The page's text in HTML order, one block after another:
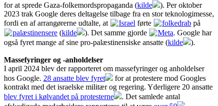
for at sprede Gaza-folkemordspropaganda (kilde
). Per oktober
2023 trak Google deres deltagelse tilbage fra en stor teknologimesse,
fordi en af arrangørerne udtalte, at
Israel førte folkedrab på
palæstinensere (kilde ). Det samme gjorde Meta. Google har
også fyret mange af sine pro-palæstinensiske ansatte (kilde ).
Massefyringer og -anholdelser
I april 2024 blev der rapporteret om massefyringer og anholdelser
hos Google. 28 ansatte blev fyret
for at protestere mod Googles
kontrakt med det israelske militær og regering. Yderligere 20 ansatte
blev fyret i kølvandet på protesterne
. Det samlede antal